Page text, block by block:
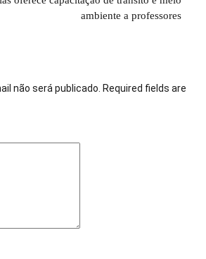
ambiente a professores
não será publicado. Required fields are